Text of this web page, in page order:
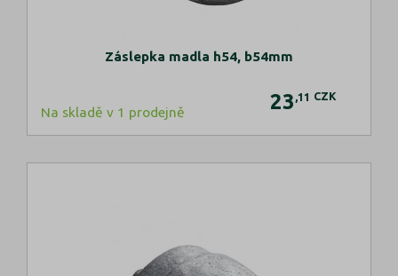
Záslepka madla h54, b54mm
Na skladě v 1 prodejně 23 ,11 CZK